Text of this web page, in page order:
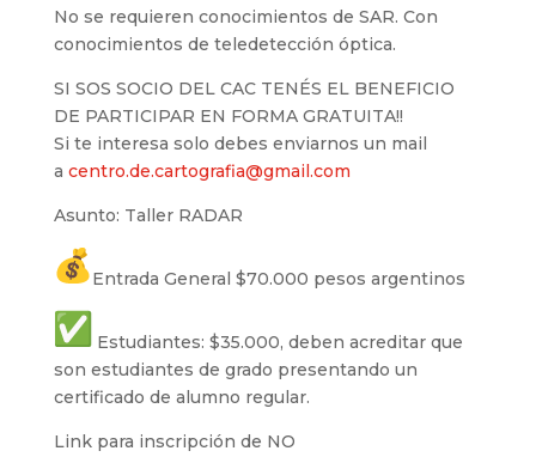
No se requieren conocimientos de SAR. Con
conocimientos de teledetección óptica.
SI SOS SOCIO DEL CAC TENÉS EL BENEFICIO
DE PARTICIPAR EN FORMA GRATUITA!!
Si te interesa solo debes enviarnos un mail
a centro.de.cartografia@gmail.com
Asunto: Taller RADAR
Entrada General $70.000 pesos argentinos
Estudiantes: $35.000, deben acreditar que
son estudiantes de grado presentando un
certificado de alumno regular.
Link para inscripción de NO